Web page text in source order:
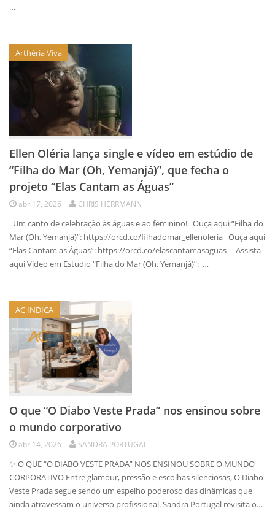
…
Arthéria Viva
Ellen Oléria lança single e vídeo em estúdio de
“Filha do Mar (Oh, Yemanjá)”, que fecha o
projeto “Elas Cantam as Águas”
abr 17, 2026 CHRIS HERRMANN
Um canto de celebração às águas e ao feminino! Ouça aqui “Filha do
Mar (Oh, Yemanjá)”: https://orcd.co/filhadomar_ellenoleria Ouça aqui
“Elas Cantam as Águas”: https://orcd.co/elascantamasaguas Assista
aqui Vídeo em Estudio “Filha do Mar (Oh, Yemanjá)”: …
AC INDICA
O que “O Diabo Veste Prada” nos ensinou sobre
o mundo corporativo
abr 14, 2026 SANDRA PORTUGAL
✨ O QUE “O DIABO VESTE PRADA” NOS ENSINOU SOBRE O MUNDO
CORPORATIVO Entre glamour, pressão e escolhas silenciosas, O Diabo
Veste Prada segue sendo um espelho poderoso das dinâmicas que
ainda atravessam o universo profissional. Sandra Portugal revisita o…